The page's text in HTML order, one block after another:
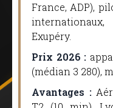
France, ADP),
Exupéry.
Prix 2026 :
(médian 3 280),
Avantages :